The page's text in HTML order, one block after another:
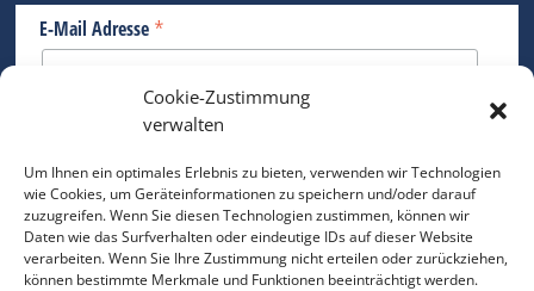
Cookie-Zustimmung
verwalten
Um Ihnen ein optimales Erlebnis zu bieten, verwenden wir Technologien
wie Cookies, um Geräteinformationen zu speichern und/oder darauf
zuzugreifen. Wenn Sie diesen Technologien zustimmen, können wir
Daten wie das Surfverhalten oder eindeutige IDs auf dieser Website
verarbeiten. Wenn Sie Ihre Zustimmung nicht erteilen oder zurückziehen,
können bestimmte Merkmale und Funktionen beeinträchtigt werden.
E-Mail Adresse *
Bitte geben Sie Ihre E-Mail Adresse ein.
*